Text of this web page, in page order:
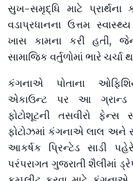
સુખ-સમૃદ્ધિ માટે પ્રાર્થના
વડાપ્રધાનના ઉત્તમ
ખાસ કામના કરી હતી,
સામાજિક વર્તુળોમાં ભારે ચર્ચા
કંગનાએ પોતાના
એકાઉન્ટ પર આ ગ્રાન્ડ
ફોટોશૂટની તસવીરો
ફોટોઝમાં કંગનાએ લાલ અને
આકર્ષક પ્રિન્ટેડ સાડી
પરંપરાગત ગુજરાતી શૈલીમાં